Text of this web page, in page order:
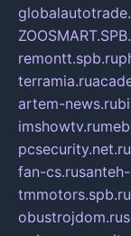
remontt.spb.ru
terramia.ru
artem-news.ru
imshowtv.ru
pcsecurity.net.ru
fan-cs.ru
tmmotors.spb.ru
obustrojdom.ru